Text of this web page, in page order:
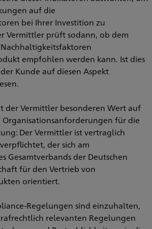
auf die
bei Ihrer Investition zu
Vermittler prüft sodann, ob dem
empfohlen werden kann. Ist dies
Kunde auf diesen Aspekt
der Vermittler besonderen Wert auf
für die
Der Vermittler ist vertraglich
der sich am
Gesamtverbands der Deutschen
für den Vertrieb von
orientiert.
Regelungen sind einzuhalten,
relevanten Regelungen